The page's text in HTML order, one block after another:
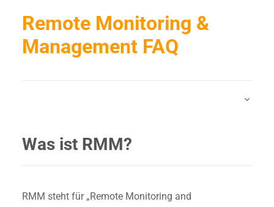
Remote Monitoring &
Management FAQ
Was ist RMM?
RMM steht für „Remote Monitoring and